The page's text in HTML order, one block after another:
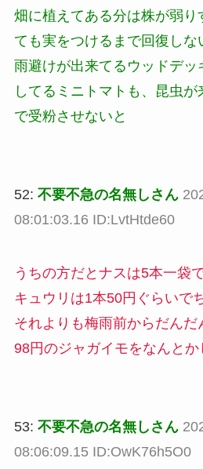
畑に植えてある分は株が弱り
ても実をつけるまで回復しな
雨避けが出来てるウッドデ
してるミニトマトも、昆虫
で受粉させないと
52: 不要不急の名無しさん
08:01:03.16 ID:LvtHtde60
うちの方だとナスは5本一袋
キュウリは1本50円ぐらいで
それよりも梅雨前からだん
98円のジャガイモをなんとか
53: 不要不急の名無しさん
08:06:09.15 ID:OwK76h5O0